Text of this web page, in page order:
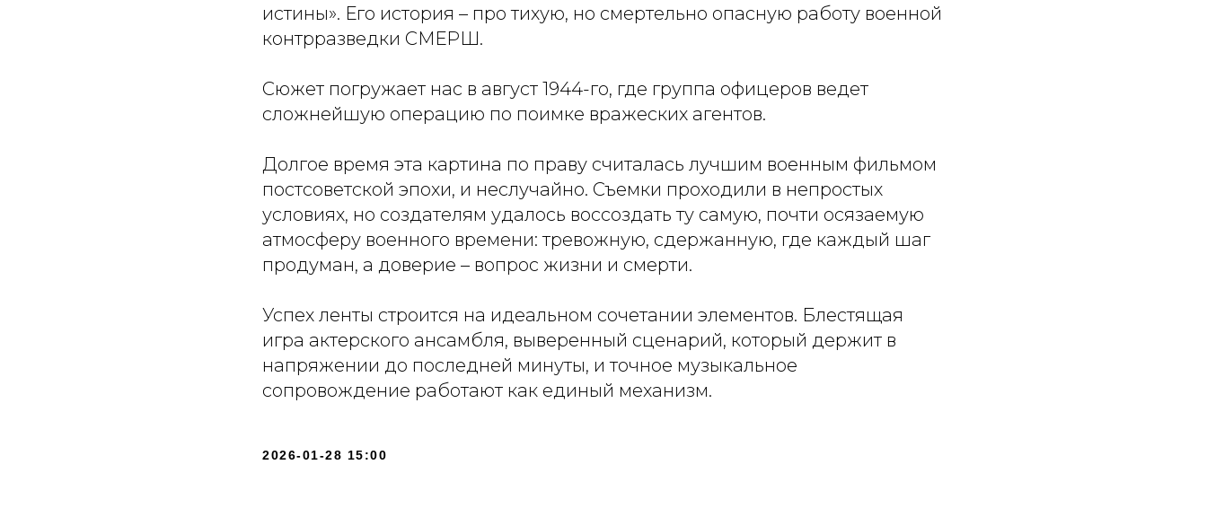
истины». Его история – про тихую, но смертельно опасную работу военной
контрразведки СМЕРШ.
Сюжет погружает нас в август 1944-го, где группа офицеров ведет
сложнейшую операцию по поимке вражеских агентов.
Долгое время эта картина по праву считалась лучшим военным фильмом
постсоветской эпохи, и неслучайно. Съемки проходили в непростых
условиях, но создателям удалось воссоздать ту самую, почти осязаемую
атмосферу военного времени: тревожную, сдержанную, где каждый шаг
продуман, а доверие – вопрос жизни и смерти.
Успех ленты строится на идеальном сочетании элементов. Блестящая
игра актерского ансамбля, выверенный сценарий, который держит в
напряжении до последней минуты, и точное музыкальное
сопровождение работают как единый механизм.
2026-01-28 15:00